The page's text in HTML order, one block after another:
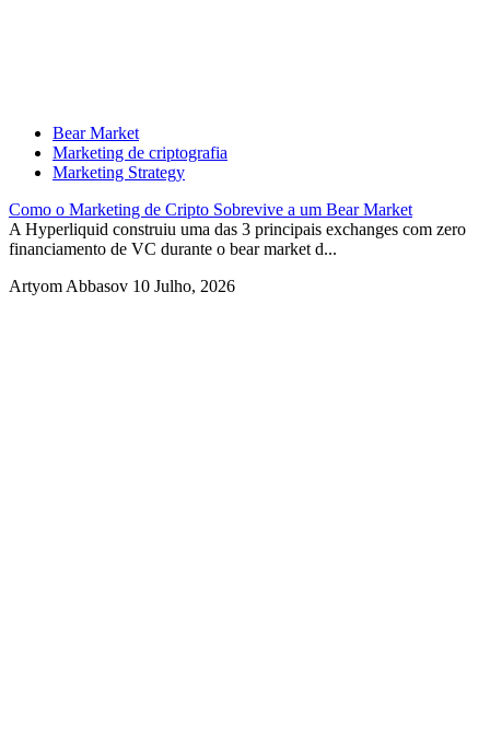
Bear Market
Marketing de criptografia
Marketing Strategy
Como o Marketing de Cripto Sobrevive a um Bear Market
A Hyperliquid construiu uma das 3 principais exchanges com zero
financiamento de VC durante o bear market d...
Artyom Abbasov 10 Julho, 2026